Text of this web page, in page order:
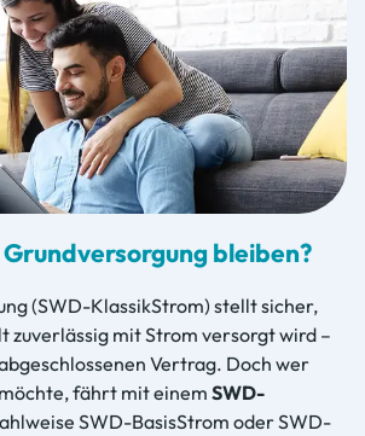
bleiben?
(SWD-KlassikStrom) stellt sicher,
zuverlässig mit Strom versorgt wird –
Vertrag. Doch wer
fährt mit einem SWD-
SWD-BasisStrom oder SWD-